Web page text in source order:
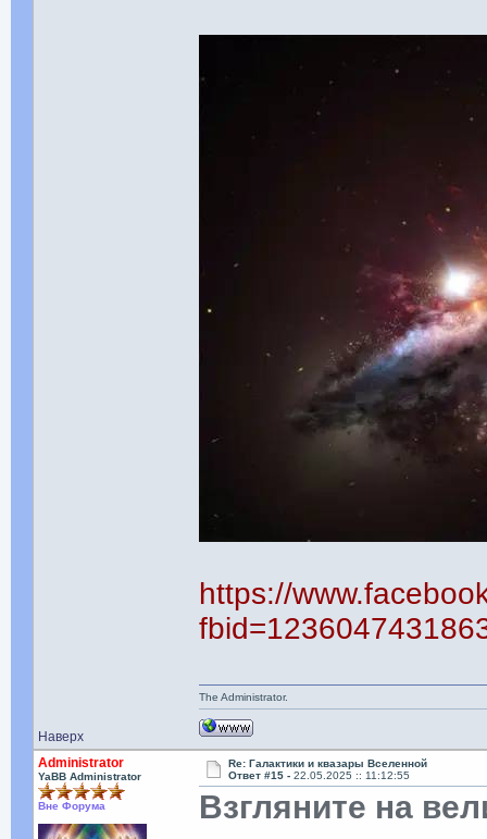
https://
Наверх
The Administrator.
Administrator
YaBB Administrator
Вне Форума
Re: Галактики и квазары Вселенной
Ответ #15 -22.05.2025 :: 11:12:55
Взгляните на